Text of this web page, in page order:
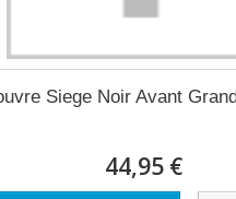
Siege Noir Avant
44,95 €